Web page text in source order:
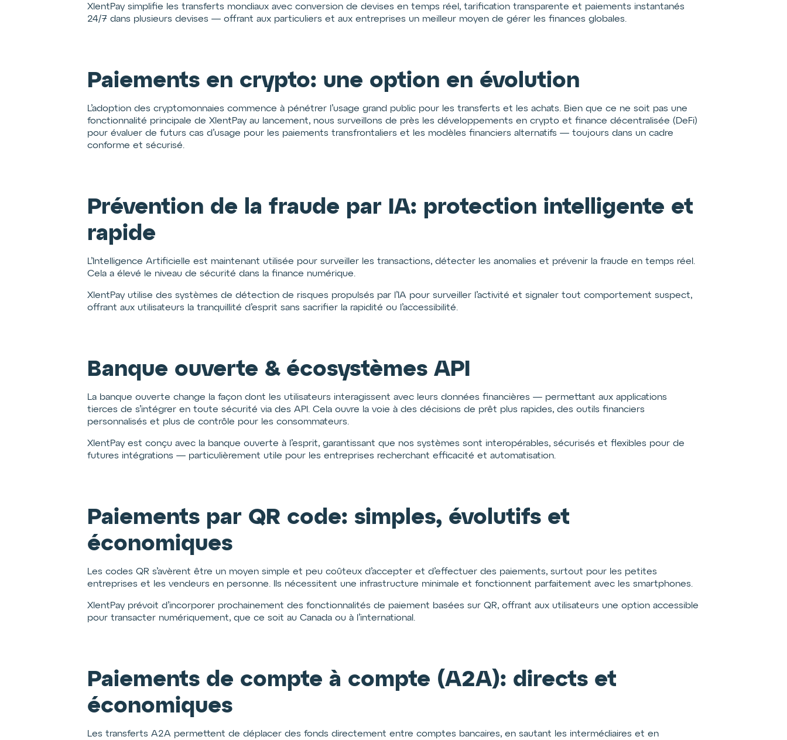
XlentPay simplifie les transferts mondiaux avec conversion de devises en temps réel, tarification transparente et paiements instantanés
24/7 dans plusieurs devises — offrant aux particuliers et aux entreprises un meilleur moyen de gérer les finances globales.
Paiements en crypto: une option en évolution
L’adoption des cryptomonnaies commence à pénétrer l’usage grand public pour les transferts et les achats. Bien que ce ne soit pas une
fonctionnalité principale de XlentPay au lancement, nous surveillons de près les développements en crypto et finance décentralisée (DeFi)
pour évaluer de futurs cas d’usage pour les paiements transfrontaliers et les modèles financiers alternatifs — toujours dans un cadre
conforme et sécurisé.
Prévention de la fraude par IA: protection intelligente et
rapide
L’Intelligence Artificielle est maintenant utilisée pour surveiller les transactions, détecter les anomalies et prévenir la fraude en temps réel.
Cela a élevé le niveau de sécurité dans la finance numérique.
XlentPay utilise des systèmes de détection de risques propulsés par l’IA pour surveiller l’activité et signaler tout comportement suspect,
offrant aux utilisateurs la tranquillité d’esprit sans sacrifier la rapidité ou l’accessibilité.
Banque ouverte & écosystèmes API
La banque ouverte change la façon dont les utilisateurs interagissent avec leurs données financières — permettant aux applications
tierces de s’intégrer en toute sécurité via des API. Cela ouvre la voie à des décisions de prêt plus rapides, des outils financiers
personnalisés et plus de contrôle pour les consommateurs.
XlentPay est conçu avec la banque ouverte à l’esprit, garantissant que nos systèmes sont interopérables, sécurisés et flexibles pour de
futures intégrations — particulièrement utile pour les entreprises recherchant efficacité et automatisation.
Paiements par QR code: simples, évolutifs et
économiques
Les codes QR s’avèrent être un moyen simple et peu coûteux d’accepter et d’effectuer des paiements, surtout pour les petites
entreprises et les vendeurs en personne. Ils nécessitent une infrastructure minimale et fonctionnent parfaitement avec les smartphones.
XlentPay prévoit d’incorporer prochainement des fonctionnalités de paiement basées sur QR, offrant aux utilisateurs une option accessible
pour transacter numériquement, que ce soit au Canada ou à l’international.
Paiements de compte à compte (A2A): directs et
économiques
Les transferts A2A permettent de déplacer des fonds directement entre comptes bancaires, en sautant les intermédiaires et en